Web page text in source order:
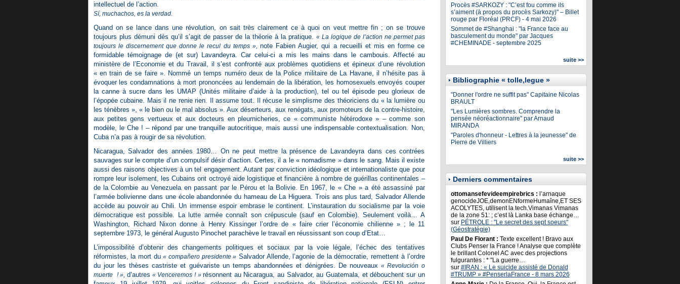
intellectuel de l’action.
Sí, muchachos, es la verdad.
Quand on se lance dans une révolution, on sait très clairement ce à quoi on veut mettre fin ; on se trouve
toujours plus démuni dès qu’il s’agit de passer de la théorie à la pratique. « La logique de l’action ne permet pas
toujours le discernement que donne le recul du temps », note Fabien Augier, qui a recueilli et mis en forme ce
formidable témoignage de (et sur) Lavandeyra. Car celui-ci a mis les mains dans le cambouis. Affecté au
ministère de l’Economie et du Travail, il s’est confronté aux problèmes quotidiens et épineux d’une révolution
« en train de se faire ». Nommé un temps numéro deux de la Police militaire de La Havane, il n’hésite pas à
évoquer les condamnations à mort prononcées au lendemain de la libération, les homosexuels envoyés couper
la canne à sucre dans les UMAP (Unités militaire d’aide à la production), tel ou tel épisode peu glorieux de
l’épopée cubaine. Mais il ne renie rien. Il assume tout. Il récuse le simplisme des théoriciens du « la lumière ou
les ténèbres », « le bien ou le mal absolus ». Aux déserteurs, aux renégats, aux promoteurs de la contre-histoire,
aux petites gens vertueux et aux docteurs en pleurnicheries, ce « communiste hétérodoxe » – comme son
modèle, le Che ! – répond par une tranquille autocritique, mais aussi une indispensable contextualisation. Non,
Cuba n’a pas à rougir de sa révolution.
Nicaragua, Salvador des années 1980… On ne peut mettre la présence de Lavandeyra dans ces contrées
sauvages sur le compte d’un compulsif désir d’action. Certes, il a le « nomadisme » dans le sang. Mais il existe
aussi des raisons objectives à un tel engagement. Autant par conviction idéologique et internationaliste que pour
rompre leur isolement, les Cubains ont octroyé aide logistique et financière à nombre de guérillas continentales –
de la Colombie au Venezuela en passant par le Pérou et la Bolivie. En 1967, le « Che » a été assassiné par
l’armée bolivienne dans une école abandonnée du hameau de La Higuera. Trois ans plus tard, Salvador Allende
accède au pouvoir au Chili. Un immense espoir embrase le continent. L’instauration du socialisme par la voie
démocratique est possible. La lutte armée connaît son crépuscule (sauf en Colombie). Seulement voilà… A
Washington, Richard Nixon donne à Henry Kissinger l’ordre de « faire crier l’économie chilienne » ; le 11
septembre 1973, le général Augusto Pinochet parachève le travail en réussissant son coup d’Etat…
L’impossibilité d’obtenir des changements politiques et sociaux par la voie légale, l’échec des tentatives
réformistes, la mort du« compañero presidente » Salvador Allende, l’agonie de la démocratie, remettent à l’ordre
du jour les thèses castriste et guévariste un temps abandonnées et dénigrées. De nouveaux« Revolución o
muerte
! »,d’autres « Venceremos ! »résonnent au Nicaragua, au Salvador, au Guatemala, et débouchent sur un
Procès #SARKOZY : "C’est fou comme ils
s’aiment (à propos du procès Sarkozy)" – Billet
rouge par Floréal (PRCF) - 4 mai 2026
Sommet de #Shanghai : "la France face au
basculement du monde" par Jacques
#CHEMINADE - septembre 2025
suite >>
Bibliographie « tolle,legue »
"Donner l'ordre ne suffit pas" Capitaine Nicolas
BRAULT
"Les Lumières sombres. Comprendre la
pensée néoréactionnaire" par Arnaud
MIRANDA
"Paroles d'honneur - Lettres à la jeunesse" de
Pierre de Villiers
suite >>
Derniers commentaires
ottomansefevideempirebrics : l’arnaque
genocideJOE,demonENformeHumaîne,ET SES
ACOLYTES, utilisent la tech.Vimanas Vimanas
de la zone 51: ; c’est là Lanka base échange…
sur PÉTROLE : "Le secret des sept soeurs"
(Géostratégie)
Paul De Florant : Texte excellent ! Bravo aux
Clubs Penser la France ! Analyse que complète
le brillant Colonel AC avec des projections
fulgurantes : * "La guerre…
sur #IRAN : « Le suicide assisté de Donald
#TRUMP » #PenserlaFrance - 8 mars 2026